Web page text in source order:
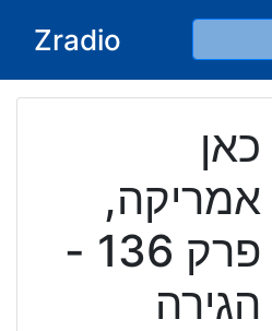
Zradio
כאן
אמריקה,
פרק 136 -
הגירה